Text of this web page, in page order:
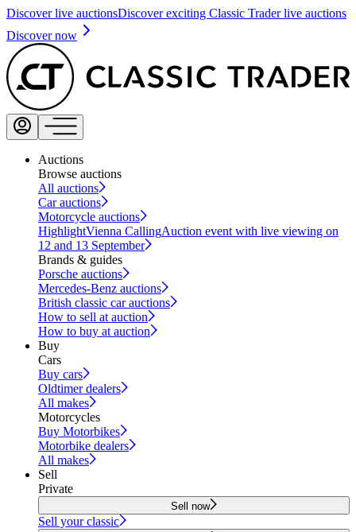
Discover live auctionsDiscover exciting Classic Trader live auctions
Discover now
Auctions
Browse auctions
All auctions
Car auctions
Motorcycle auctions
HighlightVienna CallingAuction event with live viewing on
12 and 13 September
Brands & guides
Porsche auctions
Mercedes-Benz auctions
British classic car auctions
How to sell at auction
How to buy at auction
Buy
Cars
Buy cars
Oldtimer dealers
All makes
Motorcycles
Buy Motorbikes
Motorbike dealers
All makes
Sell
Private
Sell now
Sell your classic